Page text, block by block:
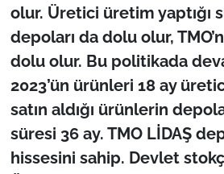
olur. Üretici üretim yaptığı
depoları da dolu olur,
dolu olur. Bu politikada
2023’ün ürünleri 18 ay
satın aldığı ürünlerin
süresi 36 ay. TMO LİDAŞ
hissesini sahip. Devlet